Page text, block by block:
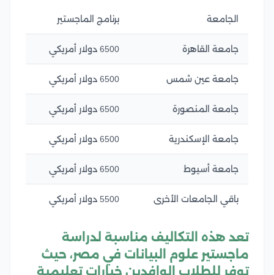
الجامعة برنامج الماجستير
جامعة القاهرة 6500 دولار أمريكي
جامعة عين شمس 6500 دولار أمريكي
جامعة المنصورة 6500 دولار أمريكي
جامعة الإسكندرية 6500 دولار أمريكي
جامعة أسيوط 6500 دولار أمريكي
باقي الجامعات الأخرى 5500 دولار أمريكي
تعد هذه التكاليف مناسبة لدراسة
ماجستير علوم البيانات في مصر، حيث
توفر للطلاب الوافدين خيارات تعليمية